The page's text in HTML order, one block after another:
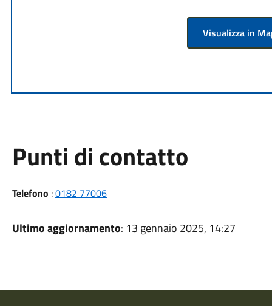
Visualizza in
Punti di contatto
Telefono :0182 77006
Ultimo aggiornamento: 13 gennaio 2025, 14:27